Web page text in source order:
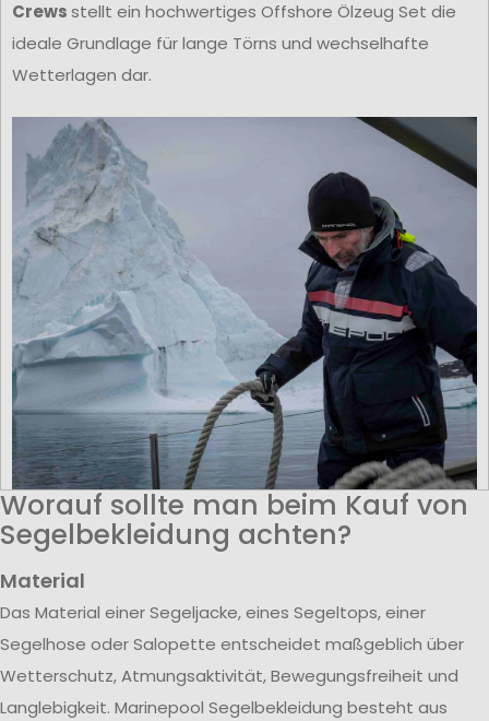
Crewsstellt ein hochwertiges Offshore Ölzeug Set die
ideale Grundlage für lange Törns und wechselhafte
Wetterlagen dar.
Worauf sollte man beim Kauf von
Segelbekleidung achten?
Material
Das Material einer Segeljacke, eines Segeltops, einer
Segelhose oder Salopette entscheidet maßgeblich über
Wetterschutz, Atmungsaktivität, Bewegungsfreiheit und
Langlebigkeit. Marinepool Segelbekleidung besteht aus